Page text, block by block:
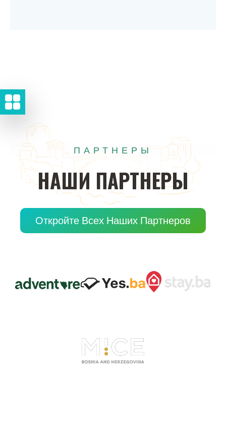
ПАРТНЕРЫ
НАШИ ПАРТНЕРЫ
Откройте Всех Наших Партнеров